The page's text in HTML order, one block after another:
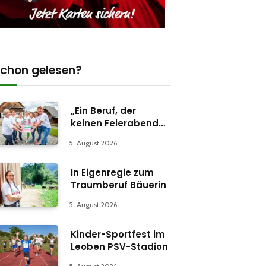
gelesen?
„Ein Beruf, der
keinen Feierabend
5. August 2026
In Eigenregie zum
Traumberuf Bäuerin
5. August 2026
Kinder-Sportfest im
Leoben PSV-Stadion